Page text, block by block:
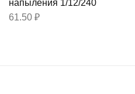
напыления 1/12/240
61.50 ₽